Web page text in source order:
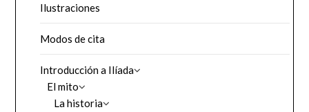
Ilustraciones
Modos de cita
Introducción a Ilíada
El mito
La historia